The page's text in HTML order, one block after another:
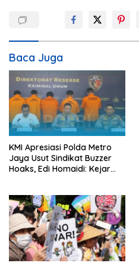
s
i
p
o
s
Baca Juga
KMI Apresiasi Polda Metro
Jaya Usut Sindikat Buzzer
Hoaks, Edi Homaidi: Kejar